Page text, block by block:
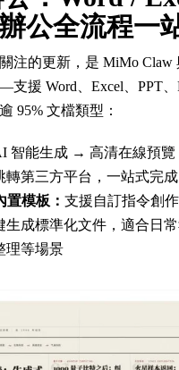
公全流程一
注的更新，是 MiMo Claw
援 Word、Excel、PPT、
95% 文檔類型：
智能生成 → 高清在線預
轉第三方平台，一站式完成
置模板： 支援自訂指令創
生成標準化文件，適合日
理等場景